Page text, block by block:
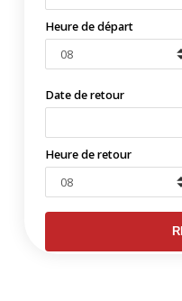
Heure de départ
Date de retour
Heure de retour